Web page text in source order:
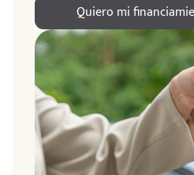
Quiero mi